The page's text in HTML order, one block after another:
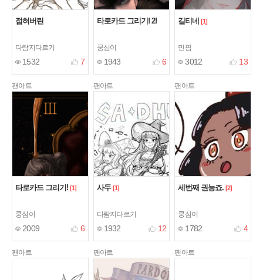
접혀버린
다람지다르기
1532 7
타로카드 그리기! 2!
쿵심이
1943 6
길티네 [1]
민핌
3012 13
팬아트
타로카드 그리기! [1]
쿵심이
2009 6
팬아트
사두 [1]
다람지다르기
1932 12
팬아트
세번째 권능죠. [2]
쿵심이
1782 4
팬아트 팬아트 팬아트